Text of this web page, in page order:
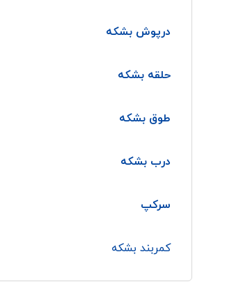
درپوش بشکه
حلقه بشکه
طوق بشکه
درب بشکه
سرکپ
کمربند بشکه